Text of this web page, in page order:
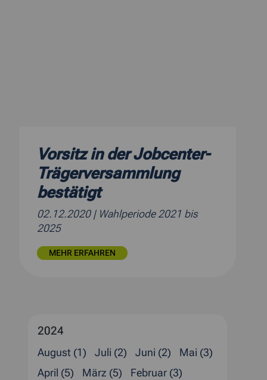
Vorsitz in der Jobcenter-
Trägerversammlung
bestätigt
02.12.2020 | Wahlperiode 2021 bis
2025
MEHR ERFAHREN
2024
August (1) Juli (2) Juni (2)
Mai (3)
April (5)
März (5)
Februar (3)